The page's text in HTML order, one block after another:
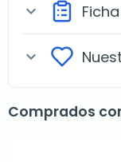
expand_more
expand_more
Comprados